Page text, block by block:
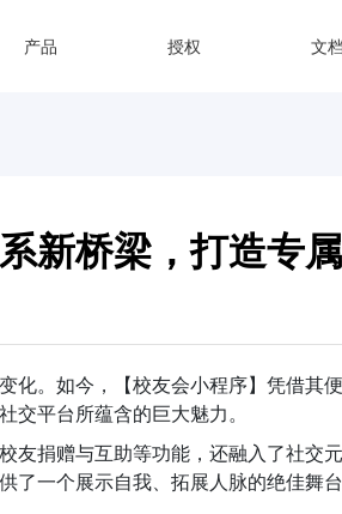
产品 授权 文档
新桥梁，打造专
化。如今，【校友会小程序】凭借其
交平台所蕴含的巨大魅力。
友捐赠与互助等功能，还融入了社交
一个展示自我、拓展人脉的绝佳舞台